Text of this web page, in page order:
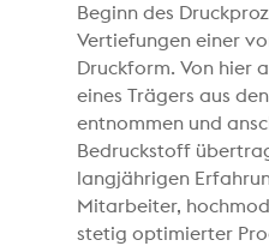
Beginn des
Vertiefungen einer
Druckform. Von hier
eines Trägers aus
entnommen und
Bedruckstoff
langjährigen
Mitarbeiter,
stetig optimierter